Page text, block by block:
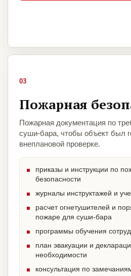
03
Пожарная
Пожарная документация по
суши-бара, чтобы объект был
внеплановой проверке.
приказы и инструкции по
безопасности
журналы инструктажей и
расчет огнетушителей и
пожаре для суши-бара
программы обучения
план эвакуации и
необходимости
консультация по